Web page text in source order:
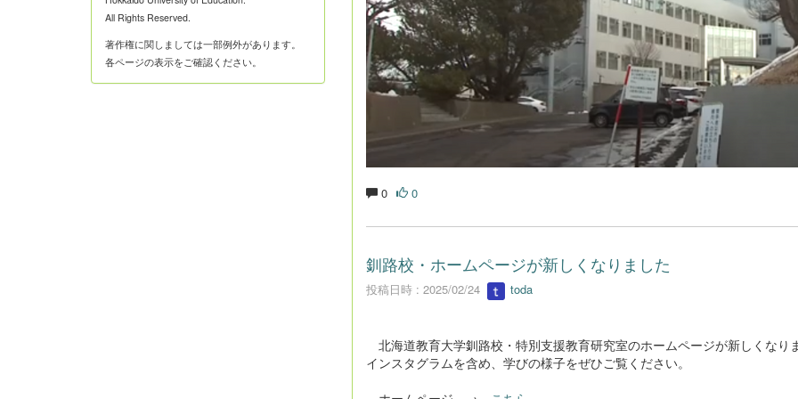
0 0
釧路校・ホームページが新しくなりました
投稿日時 : 2025/02/24 toda
北海道教育大学釧路校・特別支援教育研究室のホームページが新しくなり
インスタグラムを含め、学びの様子をぜひご覧ください。
All Rights Reserved.
著作権に関しましては一部例外があります。
各ページの表示をご確認ください。